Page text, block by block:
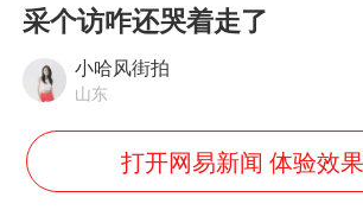
浙江最强风雨时
采个访咋还哭着走了
小哈风街拍
山东
打开网易新闻 体验效